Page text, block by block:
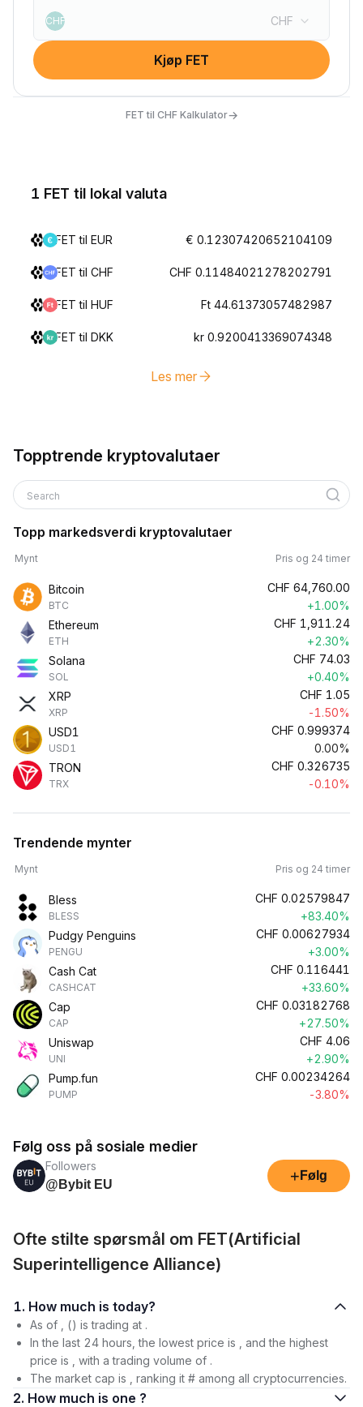
CHF CHF
Kjøp FET
FET til CHF Kalkulator→
1 FET til lokal valuta
FET til EUR € 0.12307420652104109
FET til CHF CHF 0.11484021278202791
FET til HUF Ft 44.61373057482987
FET til DKK kr 0.9200413369074348
Les mer
Topptrende kryptovalutaer
Search
Topp markedsverdi kryptovalutaer
Mynt Pris og 24 timer
Bitcoin
BTC
CHF 64,760.00
+1.00%
Ethereum
ETH
CHF 1,911.24
+2.30%
Solana
SOL
CHF 74.03
+0.40%
XRP
XRP
CHF 1.05
-1.50%
USD1
USD1
CHF 0.999374
0.00%
TRON
TRX
CHF 0.326735
-0.10%
Trendende mynter
Mynt Pris og 24 timer
Bless
BLESS
CHF 0.02579847
+83.40%
Pudgy Penguins
PENGU
CHF 0.00627934
+3.00%
Cash Cat
CASHCAT
CHF 0.116441
+33.60%
Cap
CAP
CHF 0.03182768
+27.50%
Uniswap
UNI
CHF 4.06
+2.90%
Pump.fun
PUMP
CHF 0.00234264
-3.80%
Følg oss på sosiale medier
Followers
@Bybit EU
+ Følg
Ofte stilte spørsmål om FET(Artificial
Superintelligence Alliance)
1. How much is today?
As of , () is trading at .
In the last 24 hours, the lowest price is , and the highest
price is , with a trading volume of .
The market cap is , ranking it # among all cryptocurrencies.
2. How much is one ?